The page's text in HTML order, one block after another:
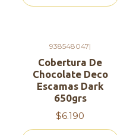
Agotado938548047|
Cobertura De
Chocolate Deco
Escamas Dark
650grs
$6.190